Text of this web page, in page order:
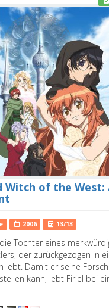
Witch of the West:
2006 13/13
Tochter eines
der zurückgezogen in
lebt. Damit er seine
kann, lebt Firiel bei